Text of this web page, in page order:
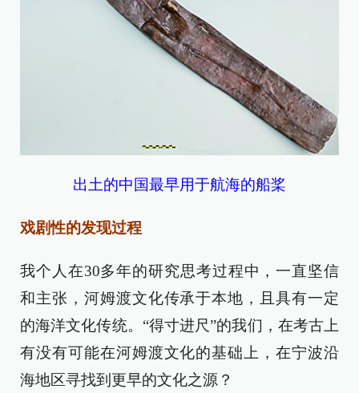
出土的中国最早用于航海的船桨
戏剧性的发现过程
我个人在30多年的研究思考过程中，一直坚信
和主张，河姆渡文化传承于本地，且具有一定
的海洋文化传统。“得寸进尺”的我们，在考古上
有没有可能在河姆渡文化的基础上，在宁波沿
海地区寻找到更早的文化之源？